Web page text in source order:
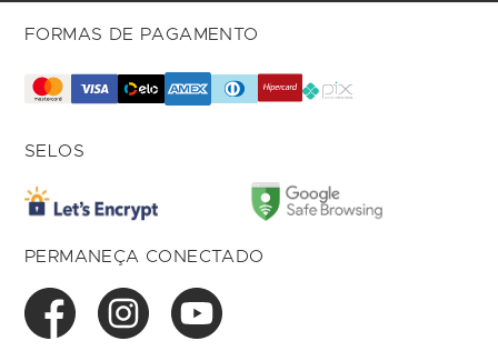
FORMAS DE PAGAMENTO
SELOS
PERMANEÇA CONECTADO